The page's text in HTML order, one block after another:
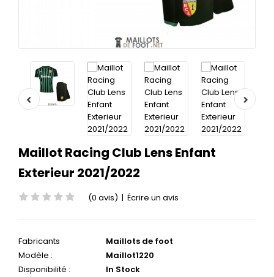
Maillot Racing Club Lens Enfant
Exterieur 2021/2022
(0 avis) | Écrire un avis
Fabricants
Maillots de foot
Modèle :
Maillot1220
Disponibilité :
In Stock